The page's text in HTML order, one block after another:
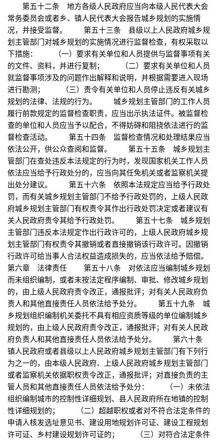
第五十二条 地方各级人民政府应当向本级人民代表大会
常务委员会或者乡、镇人民代表大会报告城乡规划的实施情
况，并接受监督。 第五十三条 县级以上人民政府城乡规
划主管部门对城乡规划的实施情况进行监督检查，有权采取以
下措施： （一）要求有关单位和人员提供与监督事项有关
的文件、资料，并进行复制； （二）要求有关单位和人员
就监督事项涉及的问题作出解释和说明，并根据需要进入现场
进行勘测； （三）责令有关单位和人员停止违反有关城乡
规划的法律、法规的行为。 城乡规划主管部门的工作人员
履行前款规定的监督检查职责，应当出示执法证件。被监督检
查的单位和人员应当予以配合，不得妨碍和阻挠依法进行的监
督检查活动。 第五十四条 监督检查情况和处理结果应当
依法公开，供公众查阅和监督。 第五十五条 城乡规划主
管部门在查处违反本法规定的行为时，发现国家机关工作人员
依法应当给予行政处分的，应当向其任免机关或者监察机关提
出处分建议。 第五十六条 依照本法规定应当给予行政处
罚，而有关城乡规划主管部门不给予行政处罚的，上级人民政
府城乡规划主管部门有权责令其作出行政处罚决定或者建议有
关人民政府责令其给予行政处罚。 第五十七条 城乡规划
主管部门违反本法规定作出行政许可的，上级人民政府城乡规
划主管部门有权责令其撤销或者直接撤销该行政许可。因撤销
行政许可给当事人合法权益造成损失的，应当依法给予赔偿。
第六章 法律责任 第五十八条 对依法应当编制城乡规划
而未组织编制，或者未按法定程序编制、审批、修改城乡规划
的，由上级人民政府责令改正，通报批评；对有关人民政府负
责人和其他直接责任人员依法给予处分。 第五十九条 城
乡规划组织编制机关委托不具有相应资质等级的单位编制城乡
规划的，由上级人民政府责令改正，通报批评；对有关人民政
府负责人和其他直接责任人员依法给予处分。 第六十条
镇人民政府或者县级以上人民政府城乡规划主管部门有下列行
为之一的，由本级人民政府、上级人民政府城乡规划主管部门
或者监察机关依据职权责令改正，通报批评；对直接负责的主
管人员和其他直接责任人员依法给予处分： （一）未依法
组织编制城市的控制性详细规划、县人民政府所在地镇的控制
性详细规划的； （二）超越职权或者对不符合法定条件的
申请人核发选址意见书、建设用地规划许可证、建设工程规划
许可证、乡村建设规划许可证的； （三）对符合法定条件